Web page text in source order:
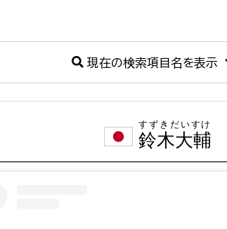
現在の検索項目名を表示
鈴木大輔
すずきだいすけ